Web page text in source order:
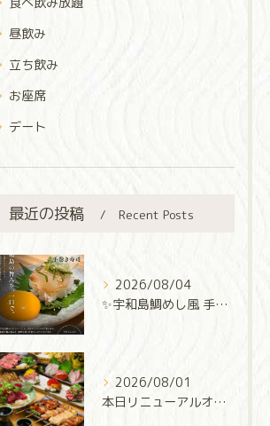
昼飲み
立ち飲み
お座席
デート
最近の投稿 Recent Posts
2026/08/04
✨宇和島鯛めし風 手巻き寿司✨
2026/08/01
本日リニューアルオープン‼️